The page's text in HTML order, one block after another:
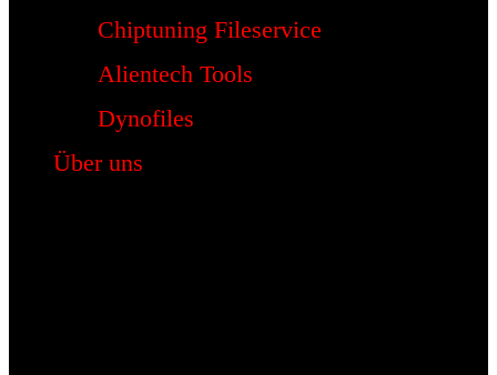
Chiptuning Fileservice
Alientech Tools
Dynofiles
Über uns